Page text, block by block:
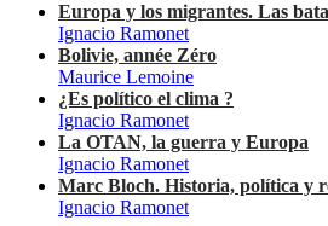
Europa y los migrantes. Las
Ignacio Ramonet
Bolivie, année Zéro
Maurice Lemoine
¿Es político el clima ?
Ignacio Ramonet
La OTAN, la guerra y Europa
Ignacio Ramonet
Marc Bloch. Historia, política y
Ignacio Ramonet